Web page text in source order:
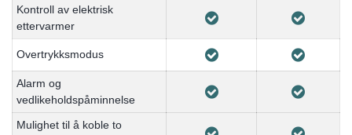
Kontroll av elektrisk
ettervarmer
Overtrykksmodus
Alarm og
vedlikeholdspåminnelse
Mulighet til å koble to